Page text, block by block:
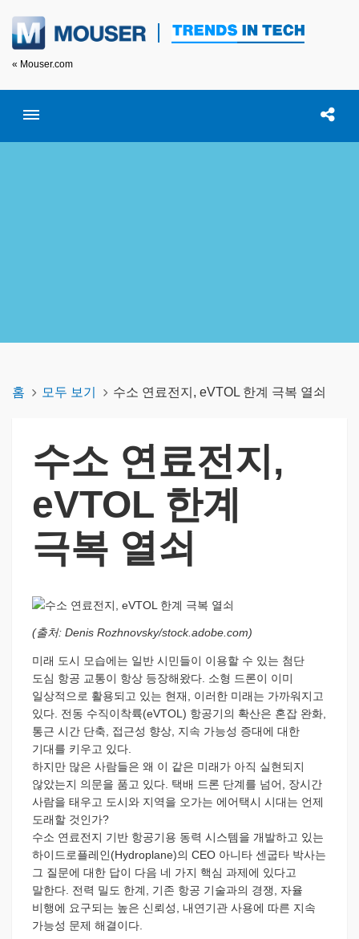
« Mouser.com
Toggle menubar Open 이
홈 모두 보기 수소 연료전지, eVTOL 한계 극복 열쇠
수소 연료전지,
eVTOL 한계
극복 열쇠
(출처: Denis Rozhnovsky/stock.adobe.com)
미래 도시 모습에는 일반 시민들이 이용할 수 있는 첨단
도심 항공 교통이 항상 등장해왔다. 소형 드론이 이미
일상적으로 활용되고 있는 현재, 이러한 미래는 가까워지고
있다. 전동 수직이착륙(eVTOL) 항공기의 확산은 혼잡 완화,
통근 시간 단축, 접근성 향상, 지속 가능성 증대에 대한
기대를 키우고 있다.
하지만 많은 사람들은 왜 이 같은 미래가 아직 실현되지
않았는지 의문을 품고 있다. 택배 드론 단계를 넘어, 장시간
사람을 태우고 도시와 지역을 오가는 에어택시 시대는 언제
도래할 것인가?
수소 연료전지 기반 항공기용 동력 시스템을 개발하고 있는
하이드로플레인(Hydroplane)의 CEO 아니타 센굽타 박사는
그 질문에 대한 답이 다음 네 가지 핵심 과제에 있다고
말한다. 전력 밀도 한계, 기존 항공 기술과의 경쟁, 자율
비행에 요구되는 높은 신뢰성, 내연기관 사용에 따른 지속
가능성 문제 해결이다.